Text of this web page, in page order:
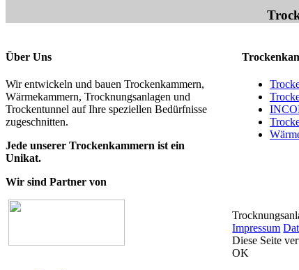
Über Uns
Wir entwickeln und bauen Trockenkammern,
Wärmekammern, Trocknungsanlagen und
Trockentunnel auf Ihre speziellen Bedürfnisse
zugeschnitten.
Jede unserer Trockenkammern ist ein
Unikat.
Wir sind Partner von
Impressum
Diese Seite
OK